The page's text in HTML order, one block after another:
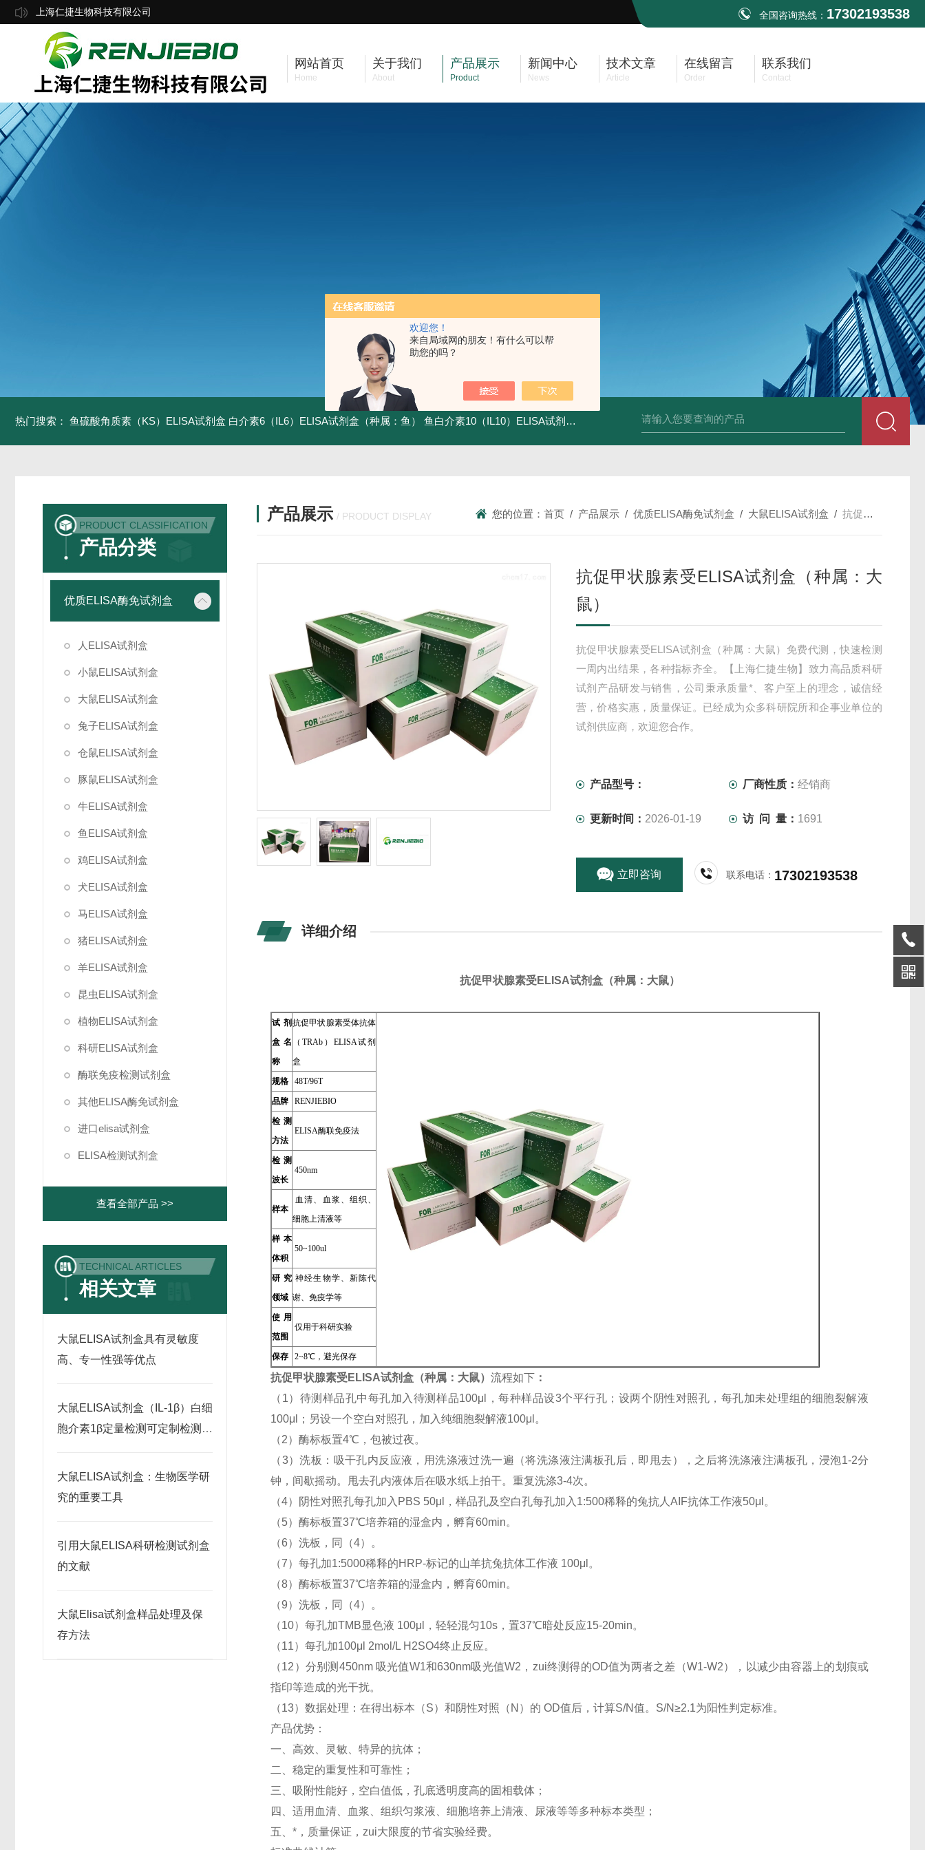
欢迎您！
来自局域网的朋友！有什么可以帮
助您的吗？
上海仁捷生物科技有限公司 全国咨询热线： 17302193538
网站首页
Home
关于我们
About
产品展示
Product
新闻中心
News
技术文章
Article
在线留言
Order
联系我们
Contact
热门搜索： 鱼硫酸角质素（KS）ELISA试剂盒 白介素6（IL6）ELISA试剂盒（种属：鱼） 鱼白介素10（IL10）ELISA试剂盒发货及时 斑马鱼白介素12BELISA试剂盒发货及时 兔载脂蛋白B（apo-B）
PRODUCT CLASSIFICATION
产品分类
优质ELISA酶免试剂盒
人ELISA试剂盒
小鼠ELISA试剂盒
大鼠ELISA试剂盒
兔子ELISA试剂盒
仓鼠ELISA试剂盒
豚鼠ELISA试剂盒
牛ELISA试剂盒
鱼ELISA试剂盒
鸡ELISA试剂盒
犬ELISA试剂盒
马ELISA试剂盒
猪ELISA试剂盒
羊ELISA试剂盒
昆虫ELISA试剂盒
植物ELISA试剂盒
科研ELISA试剂盒
酶联免疫检测试剂盒
其他ELISA酶免试剂盒
进口elisa试剂盒
ELISA检测试剂盒
查看全部产品 >>
TECHNICAL ARTICLES
相关文章
大鼠ELISA试剂盒具有灵敏度
高、专一性强等优点
大鼠ELISA试剂盒（IL-1β）白细
胞介素1β定量检测可定制检测范
大鼠ELISA试剂盒：生物医学研
究的重要工具
引用大鼠ELISA科研检测试剂盒
的文献
大鼠Elisa试剂盒样品处理及保
存方法
产品展示 / PRODUCT DISPLAY 您的位置：首页 / 产品展示 /优质ELISA酶免试剂盒 / 大鼠ELISA试剂盒 /抗促甲状腺素受ELISA试剂盒（种属：大鼠）
抗促甲状腺素受ELISA试剂盒（种属：大
鼠）
抗促甲状腺素受ELISA试剂盒（种属：大鼠）免费代测，快速检测
一周内出结果，各种指标齐全。【上海仁捷生物】致力高品质科研
试剂产品研发与销售，公司秉承质量*、客户至上的理念，诚信经
营，价格实惠，质量保证。已经成为众多科研院所和企事业单位的
试剂供应商，欢迎您合作。
产品型号： 厂商性质：经销商
更新时间： 2026-01-19 访 问 量： 1691
立即咨询 联系电话： 17302193538
详细介绍
抗促甲状腺素受ELISA试剂盒（种属：大鼠）
试剂
盒名
称
抗促甲状腺素受体抗体
（TRAb）ELISA试剂
盒
规格 48T/96T
品牌 RENJIEBIO
检测
方法
ELISA酶联免疫法
检测
波长
450nm
样本
血清、血浆、组织、
细胞上清液等
样本
体积
50~100ul
研究
领域
神经生物学、新陈代
谢、免疫学等
使用
范围
仅用于科研实验
保存 2~8℃，避光保存
抗促甲状腺素受ELISA试剂盒（种属：大鼠）流程如下 ：
（1）待测样品孔中每孔加入待测样品100μl，每种样品设3个平行孔；设两个阴性对照孔，每孔加未处理组的细胞裂解液
100μl；另设一个空白对照孔，加入纯细胞裂解液100μl。
（2）酶标板置4℃，包被过夜。
（3）洗板：吸干孔内反应液，用洗涤液过洗一遍（将洗涤液注满板孔后，即甩去），之后将洗涤液注满板孔，浸泡1-2分
钟，间歇摇动。甩去孔内液体后在吸水纸上拍干。重复洗涤3-4次。
（4）阴性对照孔每孔加入PBS 50μl，样品孔及空白孔每孔加入1:500稀释的兔抗人AIF抗体工作液50μl。
（5）酶标板置37℃培养箱的湿盒内，孵育60min。
（6）洗板，同（4）。
（7）每孔加1:5000稀释的HRP-标记的山羊抗兔抗体工作液 100μl。
（8）酶标板置37℃培养箱的湿盒内，孵育60min。
（9）洗板，同（4）。
（10）每孔加TMB显色液 100μl，轻轻混匀10s，置37℃暗处反应15-20min。
（11）每孔加100μl 2mol/L H2SO4终止反应。
（12）分别测450nm 吸光值W1和630nm吸光值W2，zui终测得的OD值为两者之差（W1-W2），以减少由容器上的划痕或
指印等造成的光干扰。
（13）数据处理：在得出标本（S）和阴性对照（N）的 OD值后，计算S/N值。S/N≥2.1为阳性判定标准。
产品优势：
一、高效、灵敏、特异的抗体；
二、稳定的重复性和可靠性；
三、吸附性能好，空白值低，孔底透明度高的固相载体；
四、适用血清、血浆、组织匀浆液、细胞培养上清液、尿液等等多种标本类型；
五、*，质量保证，zui大限度的节省实验经费。